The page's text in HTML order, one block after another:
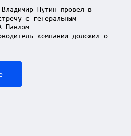
Путин провел в
с генеральным
Павлом
компании доложил о